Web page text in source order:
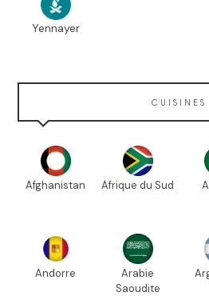
Yennayer
CUISINES
Afghanistan Afrique du Sud
Andorre
Arabie
Saoudite